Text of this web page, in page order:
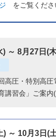
をご覧くださ
) ～ 8月27日(
高圧・特別高
講習会」ご案内
) ～ 10月3日(